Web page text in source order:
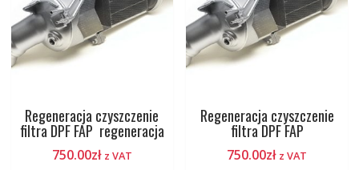
Regeneracja czyszczenie
filtra DPF FAP regeneracja
750.00zł z VAT
Regeneracja czyszczenie
filtra DPF FAP
750.00zł z VAT